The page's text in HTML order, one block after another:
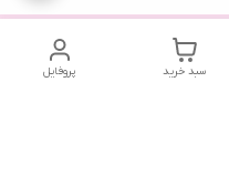
پروفایل سبد خرید